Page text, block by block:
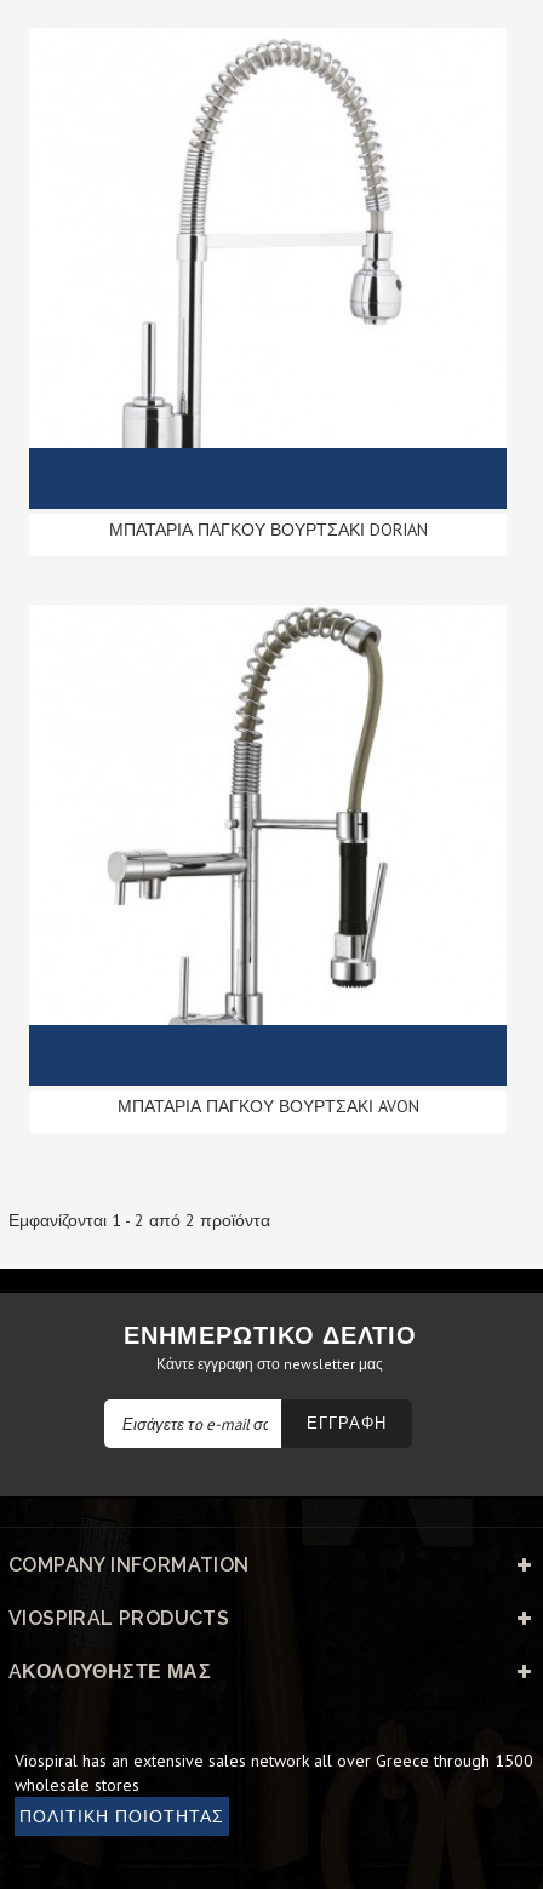
ΜΠΑΤΑΡΙΑ ΠΑΓΚΟΥ ΒΟΥΡΤΣΑΚΙ DORIAN
ΜΠΑΤΑΡΙΑ ΠΑΓΚΟΥ ΒΟΥΡΤΣΑΚΙ AVON
Εμφανίζονται 1 - 2 από 2 προϊόντα
ΕΝΗΜΕΡΩΤΙΚΟ ΔΕΛΤΙΟ
Κάντε εγγραφη στο newsletter μας
ΕΓΓΡΑΦΗ
COMPANY INFORMATION
VIOSPIRAL PRODUCTS
AΚΟΛΟΥΘΉΣΤΕ ΜΑΣ
Viospiral has an extensive sales network all over Greece through 1500
wholesale stores
ΠΟΛΙΤΙΚΗ ΠΟΙΟΤΗΤΑΣ